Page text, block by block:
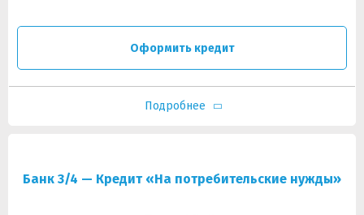
Оформить кредит
Подробнее
Банк 3/4 — Кредит «На потребительские нужды»